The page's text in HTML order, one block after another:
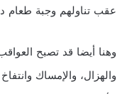
عقب تناولهم وجبة طعام
وهنا أيضا قد تصبح
والهزال، والإمساك